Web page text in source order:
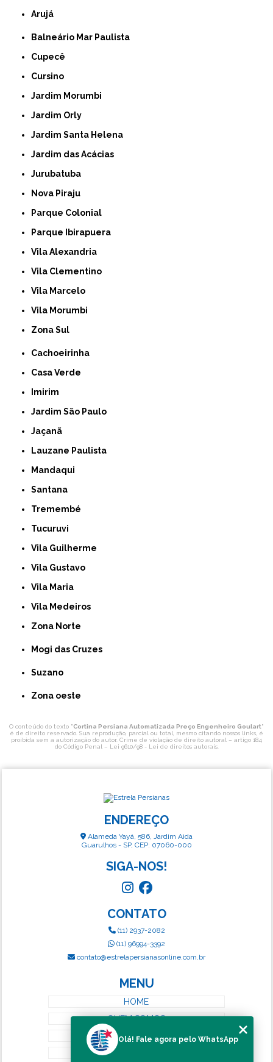
Arujá
Balneário Mar Paulista
Cupecê
Cursino
Jardim Morumbi
Jardim Orly
Jardim Santa Helena
Jardim das Acácias
Jurubatuba
Nova Piraju
Parque Colonial
Parque Ibirapuera
Vila Alexandria
Vila Clementino
Vila Marcelo
Vila Morumbi
Zona Sul
Cachoeirinha
Casa Verde
Imirim
Jardim São Paulo
Jaçanã
Lauzane Paulista
Mandaqui
Santana
Tremembé
Tucuruvi
Vila Guilherme
Vila Gustavo
Vila Maria
Vila Medeiros
Zona Norte
Mogi das Cruzes
Suzano
Zona oeste
O conteúdo do texto "Cortina Persiana Automatizada Preço Engenheiro Goulart"
é de direito reservado. Sua reprodução, parcial ou total, mesmo citando nossos links, é
proibida sem a autorização do autor. Crime de violação de direito autoral – artigo 184
do Código Penal – Lei 9610/98 - Lei de direitos autorais.
ENDEREÇO
Alameda Yayá, 586, Jardim Aida
Guarulhos - SP, CEP: 07060-000
SIGA-NOS!
CONTATO
(11) 2937-2082
(11) 96994-3392
contato@estrelapersianasonline.com.br
MENU
HOME
QUEM SOMOS
SERVIÇOS
Olá! Fale agora pelo WhatsApp